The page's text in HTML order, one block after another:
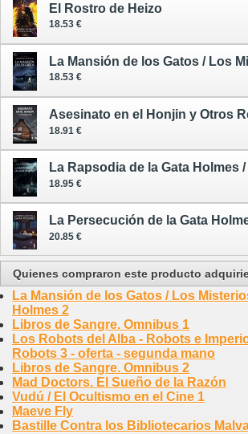
El Rostro de Heizo
18.53 €
18.53 €
Asesinato en el Honjin y Otros
18.91 €
18.95 €
20.85 €
Quienes compraron este producto
La Mansión de los Gatos / Los
Holmes 2
Libros de Sangre. Omnibus 1
Los Robots del Alba - Robots e
Robots 3 - oferta - segunda mano
Libros de Sangre. Omnibus 2
Mad Doctors. El Sueño de la Razón
Vudú / El Ocultismo en el Cine 1
Maeve Fly
Bastille Contra los Bibliotecarios